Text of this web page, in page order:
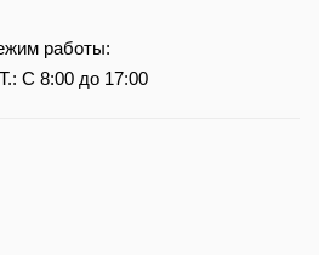
работы:
С 8:00 до 17:00